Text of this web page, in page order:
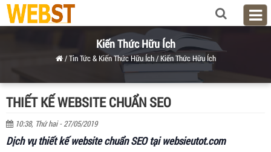
Kiến Thức Hữu Ích
/Tin Tức & Kiến Thức Hữu Ích/Kiến Thức Hữu Ích
THIẾT KẾ WEBSITE CHUẨN SEO
10:38, Thứ hai - 27/05/2019
Dịch vụ thiết kế website chuẩn SEO tại websieutot.com